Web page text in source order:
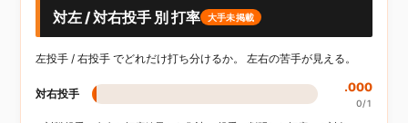
対左 / 対右投手 別 打率 大手未掲載
左投手 / 右投手 でどれだけ打ち分けるか。 左右の苦手が見える。
対右投手 .000
0/1